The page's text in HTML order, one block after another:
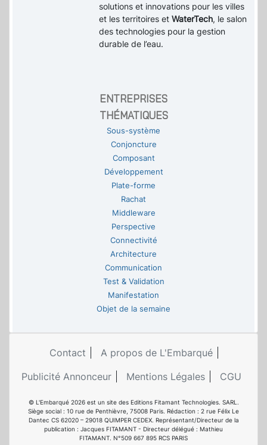
solutions et innovations pour les villes
et les territoires etWaterTech, le salon
des technologies pour la gestion
durable de l’eau.
ENTREPRISES
THÉMATIQUES
Sous-système
Conjoncture
Composant
Développement
Plate-forme
Rachat
Middleware
Perspective
Connectivité
Architecture
Communication
Test & Validation
Manifestation
Objet de la semaine
Contact
A propos de L'Embarqué
Publicité Annonceur
Mentions Légales CGU
© L'Embarqué 2026 est un site des Editions Fitamant Technologies. SARL.
Siège social : 10 rue de Penthièvre, 75008 Paris. Rédaction : 2 rue Félix Le
Dantec CS 62020 – 29018 QUIMPER CEDEX. Représentant/Directeur de la
publication : Jacques FITAMANT - Directeur délégué : Mathieu
FITAMANT. N°509 667 895 RCS PARIS